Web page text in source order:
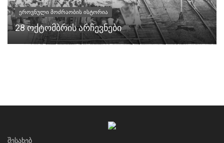
ეროვნული მოძრაობის ისტორია
28 ოქტომბრის არჩევნები
ᲨᲔᲡᲐᲮᲔᲑ